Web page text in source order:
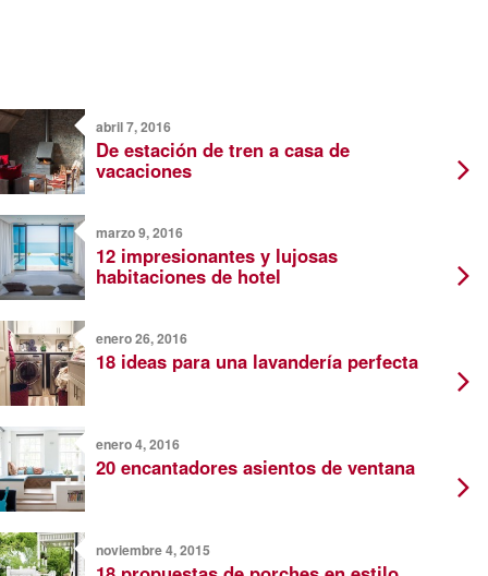
abril 7, 2016
De estación de tren a casa de
vacaciones
marzo 9, 2016
12 impresionantes y lujosas
habitaciones de hotel
enero 26, 2016
18 ideas para una lavandería perfecta
enero 4, 2016
20 encantadores asientos de ventana
noviembre 4, 2015